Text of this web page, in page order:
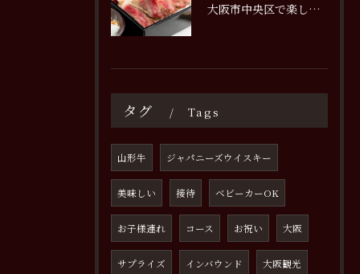
大阪市中央区で楽しむステーキ持ち帰りメニューの魅力
タグ Tags
山形牛 ジャパニーズウイスキー
美味しい 接待 ベビーカーOK
お子様連れ コース お祝い 大阪
サプライズ インバウンド 大阪観光